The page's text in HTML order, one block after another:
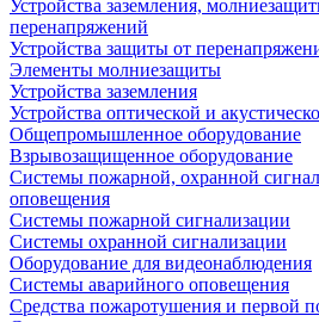
Устройства заземления,
перенапряжений
Устройства защиты от
Элементы молниезащиты
Устройства заземления
Устройства оптической и
Общепромышленное оборудование
Взрывозащищенное оборудование
Системы пожарной, охранной
оповещения
Системы пожарной сигнализации
Системы охранной сигнализации
Оборудование для видеонаблюдения
Системы аварийного оповещения
Средства пожаротушения и первой